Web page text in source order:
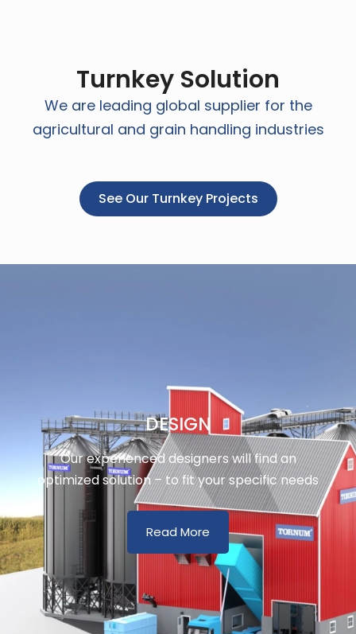
Turnkey Solution
We are leading global supplier for the
agricultural and grain handling industries
See Our Turnkey Projects
DESIGN
Our experienced designers will find an
optimized solution – to fit your specific needs
Read More